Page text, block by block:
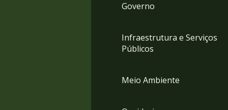
Governo
Infraestrutura e Serviços
Públicos
Meio Ambiente